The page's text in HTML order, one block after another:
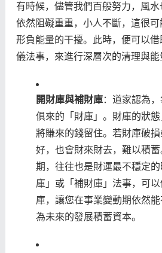
有時候，儘管我們百般努力，風
依然阻礙重重，小人不斷，這很
形負能量的干擾。此時，便可以
儀法事，來進行深層次的清理與能
開財庫與補財庫：道家認為
俱來的「財庫」。財庫的狀
將賺來的錢留住。若財庫破
好，也會財來財去，難以積
期，往往也是財運最不穩定
庫」或「補財庫」法事，可
庫，讓您在事業變動期依然能
為未來的發展積蓄資本。